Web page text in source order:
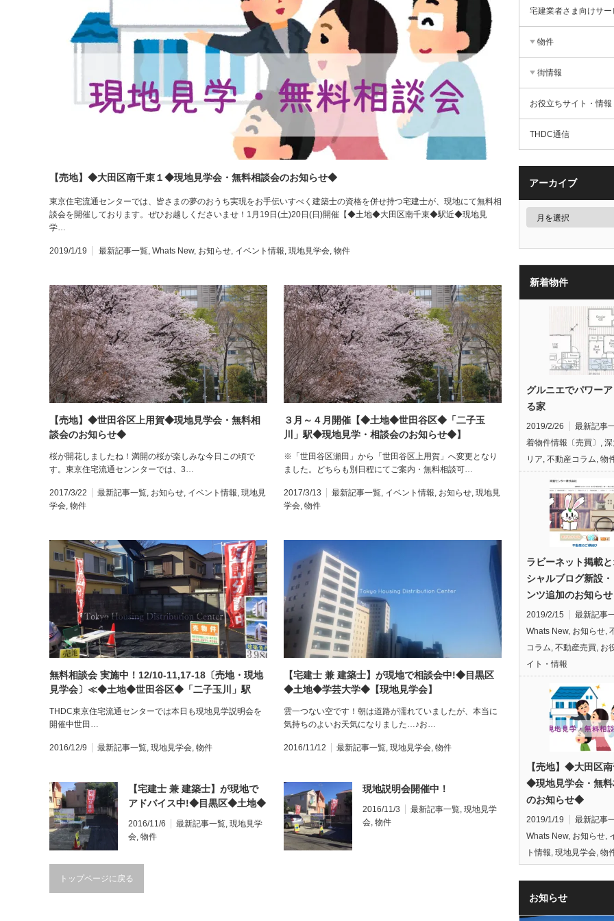
【売地】◆大田区南千束１◆現地見学会・無料相談会のお知らせ◆
東京住宅流通センターでは、皆さまの夢のおうち実現をお手伝いすべく建築士の資格を併せ持つ宅建士が、現地にて無料相
談会を開催しております。ぜひお越しくださいませ！1月19日(土)20日(日)開催【◆土地◆大田区南千束◆駅近◆現地見
学…
2019/1/19 最新記事一覧, Whats New, お知らせ, イベント情報, 現地見学会, 物件
【売地】◆世田谷区上用賀◆現地見学会・無料相
談会のお知らせ◆
桜が開花しましたね！満開の桜が楽しみな今日この頃で
す。東京住宅流通センンターでは、3…
2017/3/22 最新記事一覧, お知らせ, イベント情報, 現地見
学会, 物件
３月～４月開催【◆土地◆世田谷区◆「二子玉
川」駅◆現地見学・相談会のお知らせ◆】
※「世田谷区瀬田」から「世田谷区上用賀」へ変更となり
ました。どちらも別日程にてご案内・無料相談可…
2017/3/13 最新記事一覧, イベント情報, お知らせ, 現地見
学会, 物件
無料相談会 実施中！12/10-11,17-18〔売地・現地
見学会〕≪◆土地◆世田谷区◆「二子玉川」駅
THDC東京住宅流通センターでは本日も現地見学説明会を
開催中世田…
2016/12/9 最新記事一覧, 現地見学会, 物件
【宅建士 兼 建築士】が現地で相談会中!◆目黒区
◆土地◆学芸大学◆【現地見学会】
雲一つない空です！朝は道路が濡れていましたが、本当に
気持ちのよいお天気になりました…♪お…
2016/11/12 最新記事一覧, 現地見学会, 物件
【宅建士 兼 建築士】が現地で
アドバイス中!◆目黒区◆土地◆
学芸大学◆
2016/11/6 最新記事一覧, 現地見学
会, 物件
現地説明会開催中！
2016/11/3 最新記事一覧, 現地見学
会, 物件
トップページに戻る
宅建業者さま向けサー
物件
街情報
お役立ちサイト・情報
THDC通信
アーカイブ
新着物件
グルニエでパワー
る家
2019/2/26
最新記事
着物件情報〔売買〕 ,
リア, 不動産コラム, 物
ラビーネット掲載
シャルブログ新設
ンツ追加のお知らせ
2019/2/15
最新記事
Whats New, お知らせ,
コラム, 不動産売買, お
イト・情報
【売地】◆大田区
◆現地見学会・無料
のお知らせ◆
2019/1/19
最新記事
Whats New, お知らせ,
ト情報, 現地見学会, 物
お知らせ